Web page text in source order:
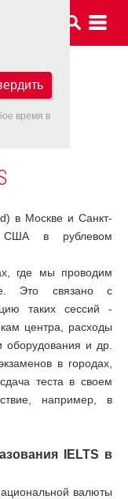
в Москве и Санкт-
США в рублевом
где мы проводим
Это связано с
таких сессий -
центра, расходы
оборудования и др.
в городах,
теста в своем
например, в
IELTS в
валюты
время в